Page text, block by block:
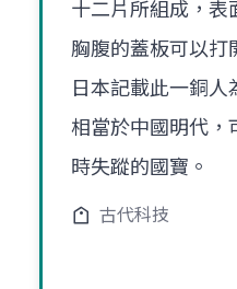
十二片所組成，表
胸腹的蓋板可以打
日本記載此一銅人
相當於中國明代，
時失蹤的國寶。
古代科技